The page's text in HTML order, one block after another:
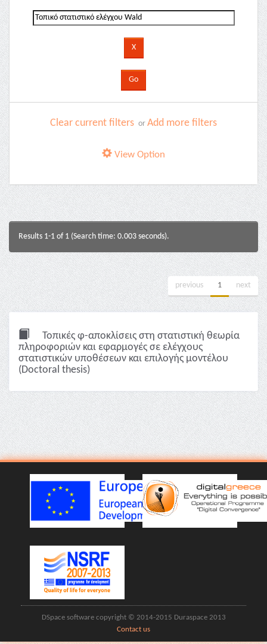
Clear current filters or Add more filters
View Option
Results 1-1 of 1 (Search time: 0.003 seconds).
previous 1 next
Τοπικές φ-αποκλίσεις στη στατιστική θεωρία
πληροφοριών και εφαρμογές σε ελέγχους
στατιστικών υποθέσεων και επιλογής μοντέλου
(Doctoral thesis)
DSpace software copyright © 2014-2015 Duraspace 2013
Contact us